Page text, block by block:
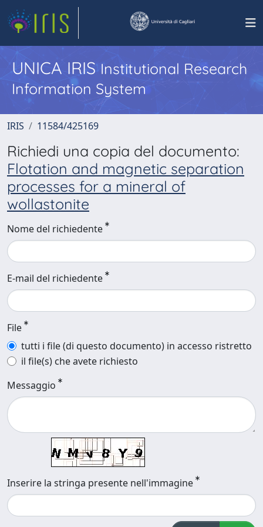
UNICA IRISInstitutional Research
Information System
IRIS 11584/425169
Richiedi una copia del documento:
Flotation and magnetic separation
processes for a mineral of
wollastonite
Nome del richiedente
E-mail del richiedente
File
tutti i file (di questo documento) in accesso ristretto
il file(s) che avete richiesto
Messaggio
Inserire la stringa presente nell'immagine